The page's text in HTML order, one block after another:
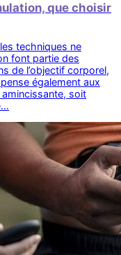
que choisir
techniques ne
font partie des
de l’objectif corporel,
également aux
soit